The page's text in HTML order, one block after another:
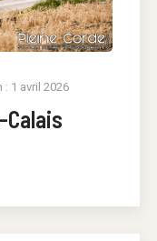
1 avril 2026